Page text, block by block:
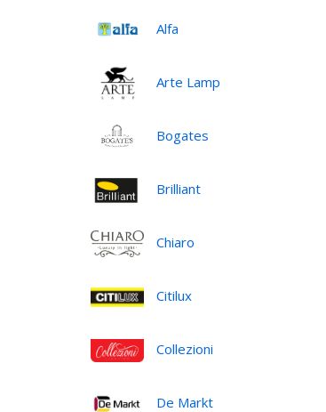
Alfa
Arte Lamp
Bogates
Brilliant
Chiaro
Citilux
Collezioni
De Markt